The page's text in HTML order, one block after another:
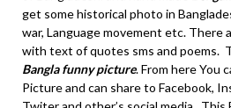
get some historical photo in
war, Language movement etc. There
with text of quotes sms and poems.
Bangla funny picture. From here You
Picture and can share to Facebook,